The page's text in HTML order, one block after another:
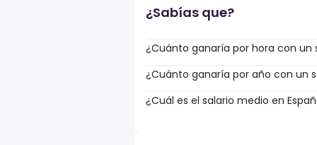
¿Sabías que?
¿Cuánto ganaría por hora con un
¿Cuánto ganaría por año con un
¿Cuál es el salario medio en